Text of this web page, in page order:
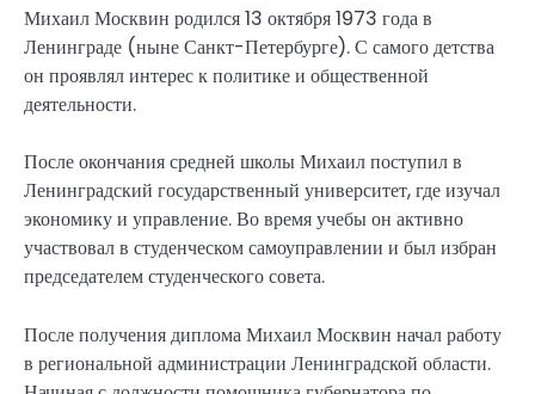
Михаил Москвин родился 13 октября 1973 года в
Ленинграде (ныне Санкт-Петербурге). С самого детства
он проявлял интерес к политике и общественной
деятельности.
После окончания средней школы Михаил поступил в
Ленинградский государственный университет, где изучал
экономику и управление. Во время учебы он активно
участвовал в студенческом самоуправлении и был избран
председателем студенческого совета.
После получения диплома Михаил Москвин начал работу
в региональной администрации Ленинградской области.